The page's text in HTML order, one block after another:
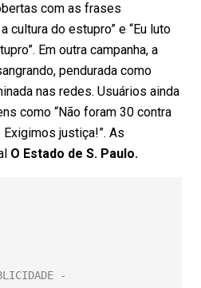
com as frases
cultura do estupro” e “Eu luto
Em outra campanha, a
pendurada como
nas redes. Usuários ainda
como “Não foram 30 contra
justiça!”. As
O Estado de S. Paulo.